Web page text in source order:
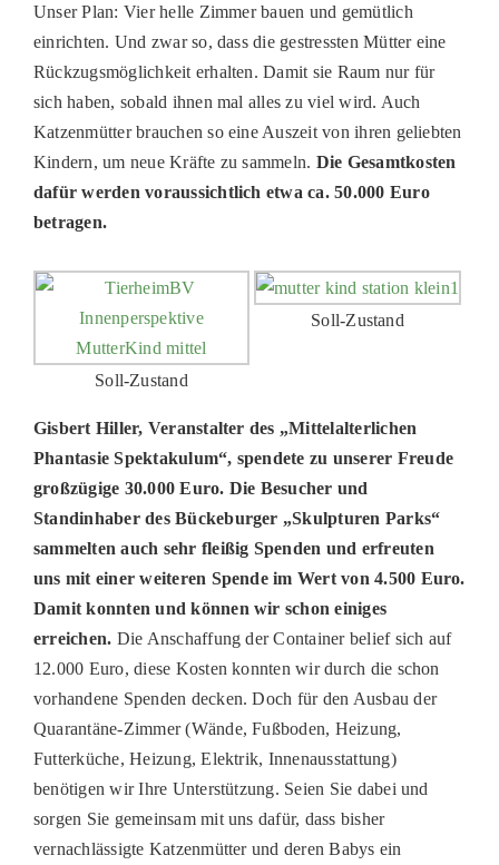
Unser Plan: Vier helle Zimmer bauen und gemütlich
einrichten. Und zwar so, dass die gestressten Mütter eine
Rückzugsmöglichkeit erhalten. Damit sie Raum nur für
sich haben, sobald ihnen mal alles zu viel wird. Auch
Katzenmütter brauchen so eine Auszeit von ihren geliebten
Kindern, um neue Kräfte zu sammeln. Die Gesamtkosten
dafür werden voraussichtlich etwa ca. 50.000 Euro
betragen.
Soll-Zustand
Soll-Zustand
Gisbert Hiller, Veranstalter des „Mittelalterlichen
Phantasie Spektakulum“, spendete zu unserer Freude
großzügige 30.000 Euro. Die Besucher und
Standinhaber des Bückeburger „Skulpturen Parks“
sammelten auch sehr fleißig Spenden und erfreuten
uns mit einer weiteren Spende im Wert von 4.500 Euro.
Damit konnten und können wir schon einiges
erreichen. Die Anschaffung der Container belief sich auf
12.000 Euro, diese Kosten konnten wir durch die schon
vorhandene Spenden decken. Doch für den Ausbau der
Quarantäne-Zimmer (Wände, Fußboden, Heizung,
Futterküche, Heizung, Elektrik, Innenausstattung)
benötigen wir Ihre Unterstützung. Seien Sie dabei und
sorgen Sie gemeinsam mit uns dafür, dass bisher
vernachlässigte Katzenmütter und deren Babys ein